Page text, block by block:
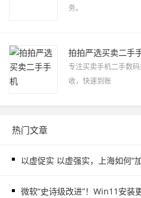
务。
拍拍严选买卖二手
专注买卖手机二手数
收，快速到账
热门文章
以虚促实 以虚强实，上海如何“
微软“史诗级改进”！Win11安装